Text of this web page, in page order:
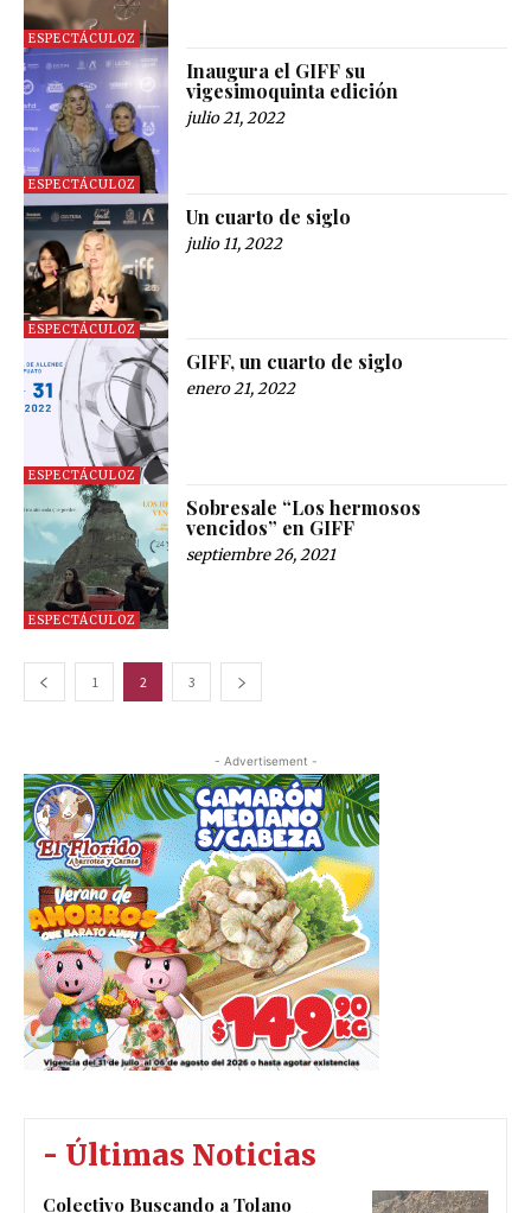
ESPECTÁCULOZ
ESPECTÁCULOZ
Inaugura el GIFF su
vigesimoquinta edición
julio 21, 2022
ESPECTÁCULOZ
Un cuarto de siglo
julio 11, 2022
ESPECTÁCULOZ
GIFF, un cuarto de siglo
enero 21, 2022
ESPECTÁCULOZ
Sobresale “Los hermosos
vencidos” en GIFF
septiembre 26, 2021
1 2 3
- Advertisement -
- Últimas Noticias
Colectivo Buscando a Tolano